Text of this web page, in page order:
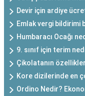
Devir için ardiye
Emlak vergi bildirimi
Humbaracı Ocağı
9. sınıf için terim
Çikolatanın
Kore dizilerinde en
Ordino Nedir?